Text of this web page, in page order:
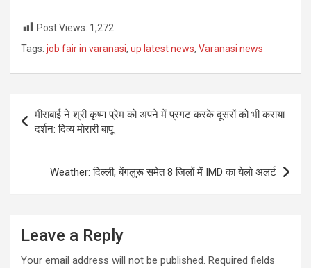
Post Views: 1,272
Tags: job fair in varanasi, up latest news, Varanasi news
Post
navigation
मीराबाई ने श्री कृष्ण प्रेम को अपने में प्रगट करके दूसरों को भी कराया
दर्शन: दिव्य मोरारी बापू
Weather: दिल्ली, बेंगलुरू समेत 8 जिलों में IMD का येलो अलर्ट
Leave a Reply
Your email address will not be published. Required fields